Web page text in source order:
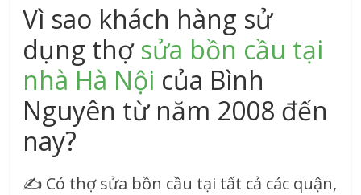
Vì sao khách hàng sử
dụng thợsửa bồn cầu tại
nhà Hà Nội của Bình
Nguyên từ năm 2008 đến
nay?
✍ Có thợ sửa bồn cầu tại tất cả các quận,